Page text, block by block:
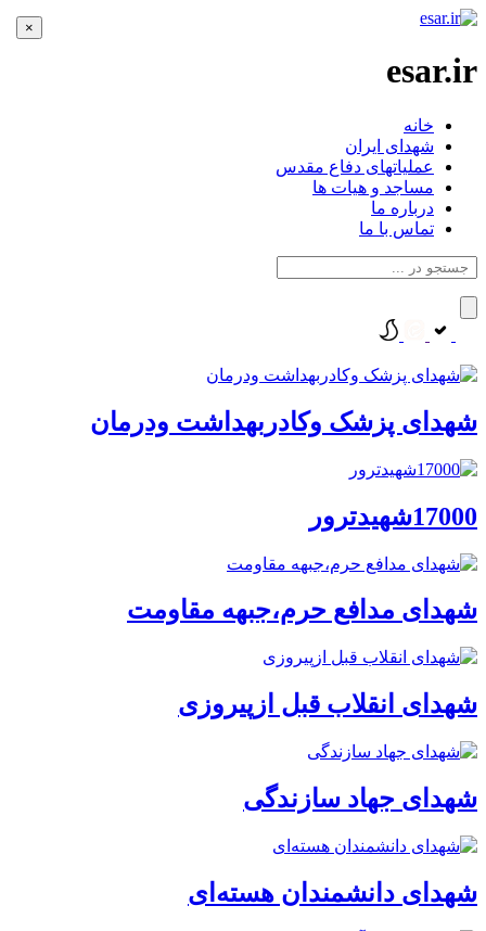
esar.ir
خانه
شهدای ایران
عملیاتهای دفاع مقدس
مساجد و هیات ها
درباره ما
تماس با ما
شهدای پزشک وکادربهداشت ودرمان
17000شهیدترور
شهدای مدافع حرم،جبهه مقاومت
شهدای انقلاب قبل ازپیروزی
شهدای جهاد سازندگی
شهدای دانشمندان هسته‌ای
×